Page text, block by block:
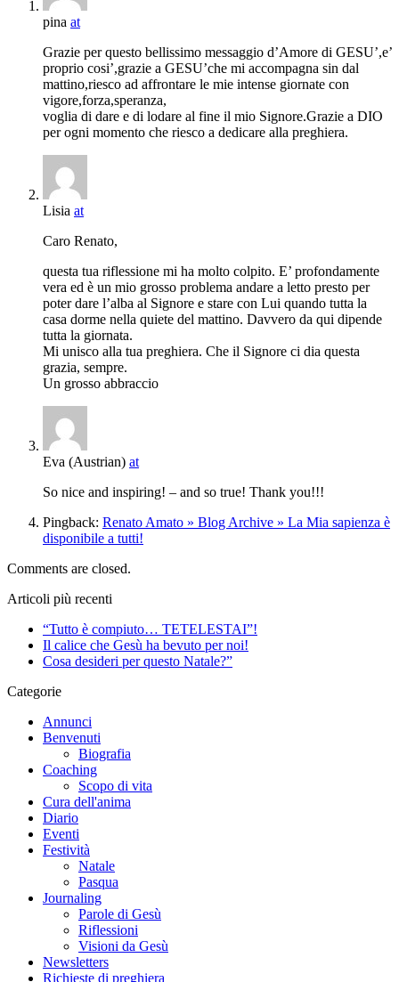
pina at
Grazie per questo bellissimo messaggio d’Amore di GESU’,e’
proprio cosi’,grazie a GESU’che mi accompagna sin dal
mattino,riesco ad affrontare le mie intense giornate con
vigore,forza,speranza,
voglia di dare e di lodare al fine il mio Signore.Grazie a DIO
per ogni momento che riesco a dedicare alla preghiera.
Lisia at
Caro Renato,
questa tua riflessione mi ha molto colpito. E’ profondamente
vera ed è un mio grosso problema andare a letto presto per
poter dare l’alba al Signore e stare con Lui quando tutta la
casa dorme nella quiete del mattino. Davvero da qui dipende
tutta la giornata.
Mi unisco alla tua preghiera. Che il Signore ci dia questa
grazia, sempre.
Un grosso abbraccio
Eva (Austrian) at
So nice and inspiring! – and so true! Thank you!!!
Pingback: Renato Amato » Blog Archive » La Mia sapienza è
disponibile a tutti!
Comments are closed.
Articoli più recenti
“Tutto è compiuto… TETELESTAI”!
Il calice che Gesù ha bevuto per noi!
Cosa desideri per questo Natale?”
Categorie
Annunci
Benvenuti
Biografia
Coaching
Scopo di vita
Cura dell'anima
Diario
Eventi
Festività
Natale
Pasqua
Journaling
Parole di Gesù
Riflessioni
Visioni da Gesù
Newsletters
Richieste di preghiera